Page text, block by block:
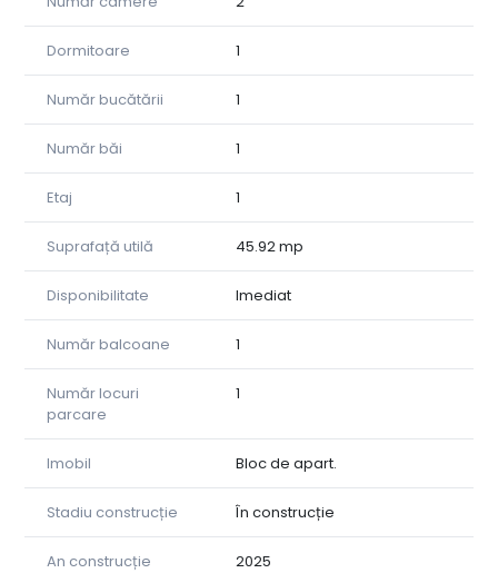
într-un cartier rezidențial aflat în continuă dezvoltare, cu
Preț: 85.656 € (TVA inclus)
Pentru vizionare:
Ema Popa – 0779 263 491
Dormitoare 1
Număr bucătării 1
Număr băi 1
Etaj 1
Suprafață utilă 45.92 mp
Disponibilitate Imediat
Număr balcoane 1
Număr locuri
parcare
1
Imobil Bloc de apart.
Stadiu construcție În construcție
An construcție 2025